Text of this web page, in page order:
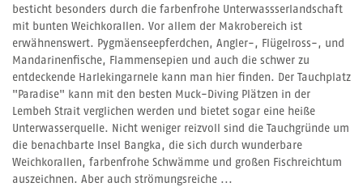
besticht besonders durch die farbenfrohe Unterwassserlandschaft
mit bunten Weichkorallen. Vor allem der Makrobereich ist
erwähnenswert. Pygmäenseepferdchen, Angler-, Flügelross-, und
Mandarinenfische, Flammensepien und auch die schwer zu
entdeckende Harlekingarnele kann man hier finden. Der Tauchplatz
"Paradise" kann mit den besten Muck-Diving Plätzen in der
Lembeh Strait verglichen werden und bietet sogar eine heiße
Unterwasserquelle. Nicht weniger reizvoll sind die Tauchgründe um
die benachbarte Insel Bangka, die sich durch wunderbare
Weichkorallen, farbenfrohe Schwämme und großen Fischreichtum
auszeichnen. Aber auch strömungsreiche ...